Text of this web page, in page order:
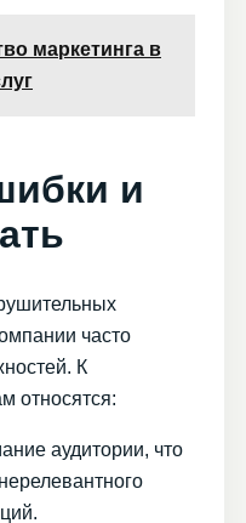
маркетинга в
и
часто
К
относятся:
аудитории, что